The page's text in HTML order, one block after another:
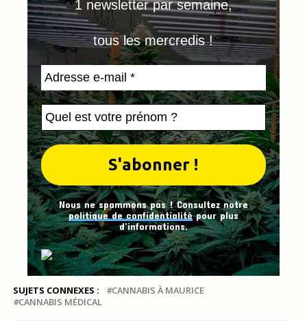
1 newsletter par semaine,
tous les mercredis !
Nous ne spammons pas ! Consultez notre
politique de confidentialitépour plus
d’informations.
SUJETS CONNEXES :
CANNABIS À MAURICE
CANNABIS MÉDICAL